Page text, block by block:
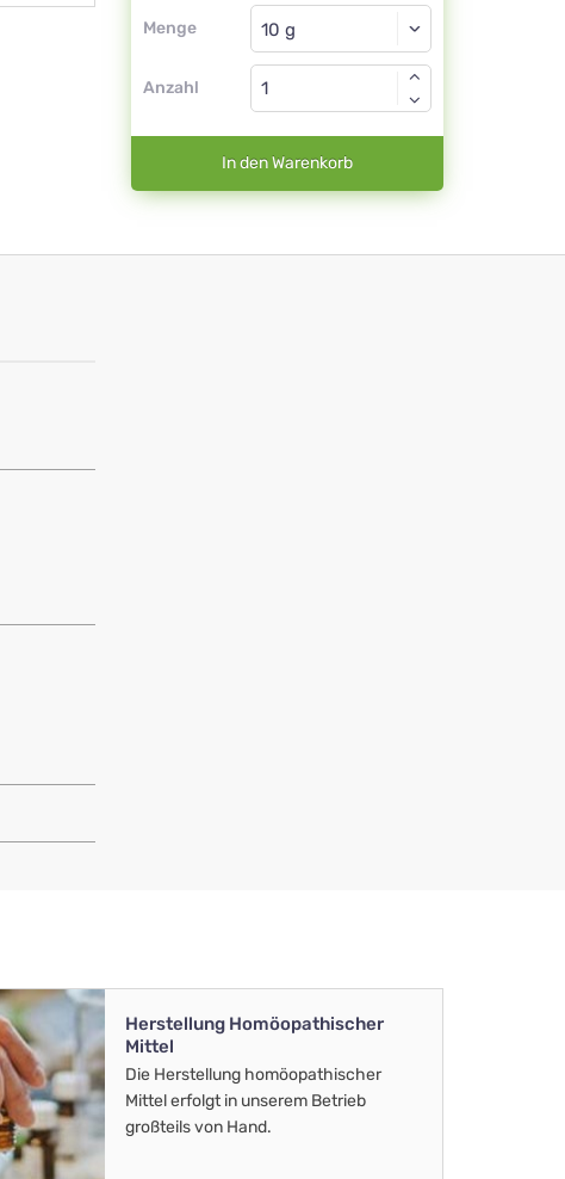
Menge
Globuli
Anzahl
In den Warenkorb
Herstellung Homöopathischer
Mittel
Die Herstellung homöopathischer
Mittel erfolgt in unserem Betrieb
großteils von Hand.